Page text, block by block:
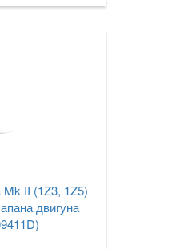
II (1Z3, 1Z5)
двигуна